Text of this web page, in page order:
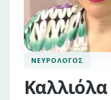
ΝΕΥΡΟΛΌΓΟΣ